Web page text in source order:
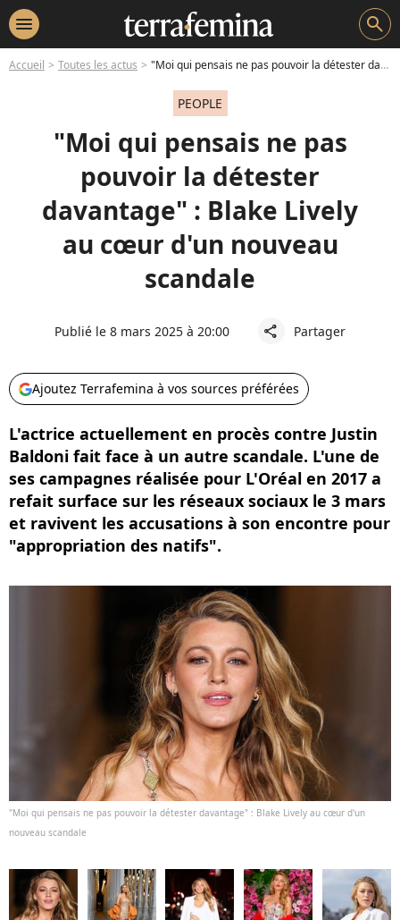
menu search
Accueil Toutes les actus "Moi qui pensais ne pas pouvoir la détester davantage" : Blake Lively au cœur d'un nouveau scandale
PEOPLE
"Moi qui pensais ne pas
pouvoir la détester
davantage" : Blake Lively
au cœur d'un nouveau
scandale
Publié le 8 mars 2025 à 20:00 share Partager
Ajoutez Terrafemina à vos sources préférées
L'actrice actuellement en procès contre Justin
Baldoni fait face à un autre scandale. L'une de
ses campagnes réalisée pour L'Oréal en 2017 a
refait surface sur les réseaux sociaux le 3 mars
et ravivent les accusations à son encontre pour
"appropriation des natifs".
"Moi qui pensais ne pas pouvoir la détester davantage" : Blake Lively au cœur d'un
nouveau scandale